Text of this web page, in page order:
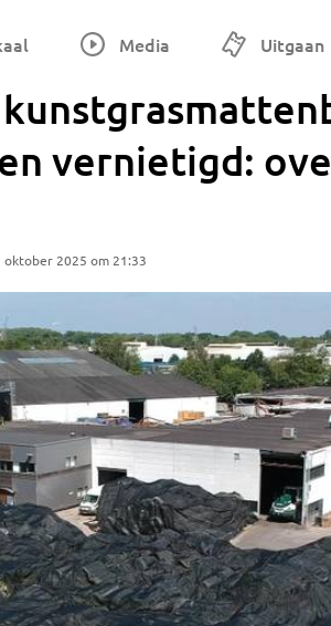
Media Uitgaan
vernietigd:
oktober 2025 om 21:33